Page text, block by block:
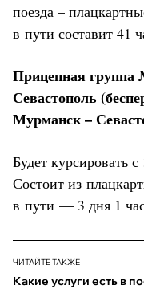
поезда –
в пути составит 41
Прицепная группа
Севастополь
Мурманск –
Будет курсировать
Состоит из
в пути — 3 дня 1
ЧИТАЙТЕ ТАКЖЕ
Какие услуги есть в